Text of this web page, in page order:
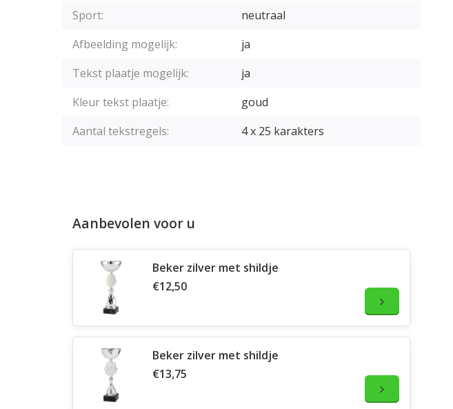
Sport:
neutraal
Afbeelding mogelijk:
ja
Tekst plaatje mogelijk:
ja
Kleur tekst plaatje:
goud
Aantal tekstregels:
4 x 25 karakters
Aanbevolen voor u
Beker zilver met shildje
€12,50
Beker zilver met shildje
€13,75